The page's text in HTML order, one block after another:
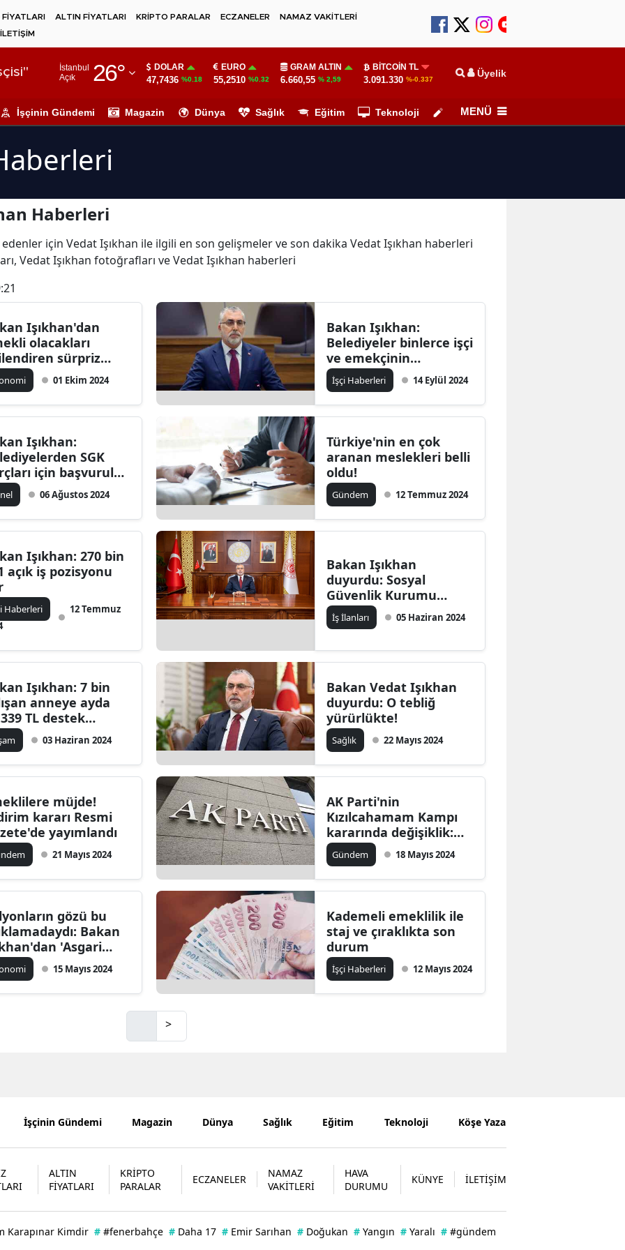
ALTIN FİYATLARI KRİPTO PARALAR ECZANELER
NAMAZ VAKİTLERİ
İLETİŞİM
İstanbul
Açık
26°
Adıyaman
Ağrı
Amasya
Antalya
Artvin
Balıkesir
Bilecik
Bingöl
Bitlis
Bolu
Burdur
Bursa
Çanakkale
Çankırı
Çorum
Diyarbakır
Erzincan
Giresun
Isparta
Mersin
Kırklareli
Kocaeli
Konya
DOLAR
47,7436 %0.18
EURO
55,2510 %0.32
GRAM ALTIN
6.660,55 % 2,59
BITCOIN TL
3.091.330 %-0.337 Üyelik
İşçinin Gündemi Magazin Dünya Sağlık Eğitim Teknoloji Köşe Yazarları
MENÜ
Haberleri
için Vedat Işıkhan ile ilgili en son gelişmeler ve son dakika Vedat Işıkhan haberleri
Vedat Işıkhan fotoğrafları ve Vedat Işıkhan haberleri
Işıkhan'dan
olacakları
sürpriz
01 Ekim 2024
Bakan Işıkhan:
Belediyeler binlerce işçi
ve emekçinin
ekmeğiyle oynadı
İşçi Haberleri 14 Eylül 2024
Işıkhan:
SGK
için başvurular
06 Ağustos 2024
Türkiye'nin en çok
aranan meslekleri belli
oldu!
Gündem 12 Temmuz 2024
Işıkhan: 270 bin
açık iş pozisyonu
Haberleri
12 Temmuz
Bakan Işıkhan
duyurdu: Sosyal
Güvenlik Kurumu
teşkilatlarına 344
sözleşmeli personel
İş İlanları 05 Haziran 2024
Işıkhan: 7 bin
anneye ayda
TL destek
03 Haziran 2024
Bakan Vedat Işıkhan
duyurdu: O tebliğ
yürürlükte!
Sağlık 22 Mayıs 2024
müjde!
kararı Resmi
yayımlandı
21 Mayıs 2024
AK Parti'nin
Kızılcahamam Kampı
kararında değişiklik:
Tarihi ne zaman?
Gündem 18 Mayıs 2024
gözü bu
Bakan
'Asgari
ara zam
mı?' yanıtı
15 Mayıs 2024
Kademeli emeklilik ile
staj ve çıraklıkta son
durum
İşçi Haberleri 12 Mayıs 2024
>
İşçinin Gündemi Magazin Dünya Sağlık Eğitim Teknoloji Köşe Yazarları
ALTIN
FİYATLARI
KRİPTO
PARALAR
ECZANELER
NAMAZ
VAKİTLERİ
HAVA
DURUMU
KÜNYE İLETİŞİM
Karapınar Kimdir # #fenerbahçe # Daha 17 # Emir Sarıhan # Doğukan # Yangın # Yaralı # #gündem